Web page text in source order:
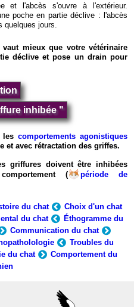
et l'abcès s'ouvre à l'extérieur.
poche en partie déclive : l'abcès
jours.
mieux que votre vétérinaire
déclive et pose un drain pour
inhibée "
les comportements agonistiques
et avec rétractation des griffes.
griffures doivent être inhibées
(
période de
du chat
Choix d'un chat
du chat
Éthogramme du
Communication du chat
Troubles du
du chat
Comportement du